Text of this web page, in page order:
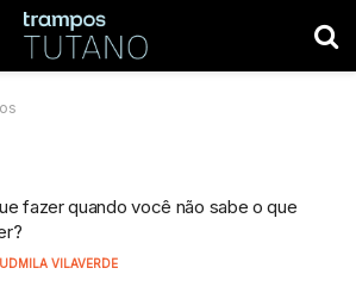
fazer quando você não sabe o que
VILAVERDE